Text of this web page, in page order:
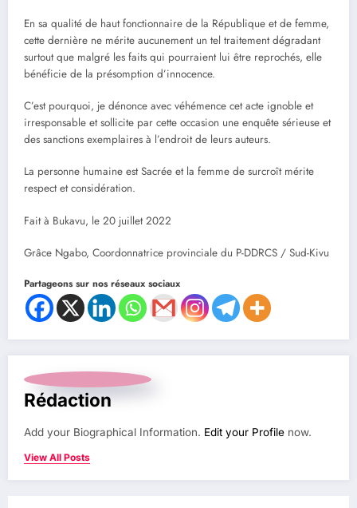
En sa qualité de haut fonctionnaire de la République et de femme,
cette dernière ne mérite aucunement un tel traitement dégradant
surtout que malgré les faits qui pourraient lui être reprochés, elle
bénéficie de la présomption d’innocence.
C’est pourquoi, je dénonce avec véhémence cet acte ignoble et
irresponsable et sollicite par cette occasion une enquête sérieuse et
des sanctions exemplaires à l’endroit de leurs auteurs.
La personne humaine est Sacrée et la femme de surcroît mérite
respect et considération.
Fait à Bukavu, le 20 juillet 2022
Grâce Ngabo, Coordonnatrice provinciale du P-DDRCS / Sud-Kivu
Partageons sur nos réseaux sociaux
Rédaction
Add your Biographical Information. Edit your Profile now.
View All Posts